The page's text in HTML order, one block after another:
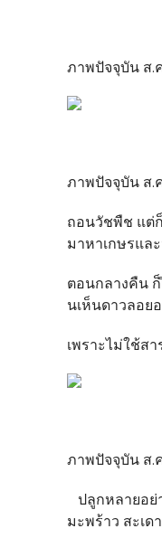
ภาพปัจจุบัน ส.
ภาพปัจจุบัน ส.
ถอนวัชพืช แต่ก็
มาหาเกษรแล
ตอนกลางคืน
นเห็นดาวลอย
เพราะไม่ใช้ส
ภาพปัจจุบัน ส.
ปลูกหลายอย่
มะพร้าว สะเด